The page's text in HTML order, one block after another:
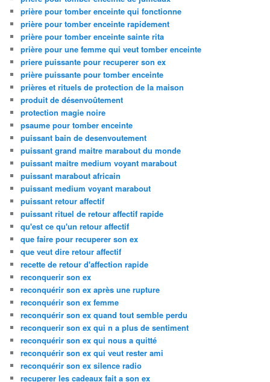
prière pour tomber enceinte qui fonctionne
prière pour tomber enceinte rapidement
prière pour tomber enceinte sainte rita
prière pour une femme qui veut tomber enceinte
priere puissante pour recuperer son ex
prière puissante pour tomber enceinte
prières et rituels de protection de la maison
produit de désenvoûtement
protection magie noire
psaume pour tomber enceinte
puissant bain de desenvoutement
puissant grand maitre marabout du monde
puissant maitre medium voyant marabout
puissant marabout africain
puissant medium voyant marabout
puissant retour affectif
puissant rituel de retour affectif rapide
qu'est ce qu'un retour affectif
que faire pour recuperer son ex
que veut dire retour affectif
recette de retour d'affection rapide
reconquerir son ex
reconquérir son ex après une rupture
reconquérir son ex femme
reconquérir son ex quand tout semble perdu
reconquerir son ex qui n a plus de sentiment
reconquérir son ex qui nous a quitté
reconquérir son ex qui veut rester ami
reconquérir son ex silence radio
recuperer les cadeaux fait a son ex